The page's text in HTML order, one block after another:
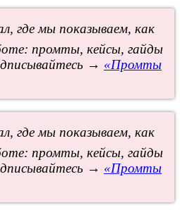
где мы показываем, как
промты, кейсы, гайды
→ «Промты
где мы показываем, как
промты, кейсы, гайды
→ «Промты